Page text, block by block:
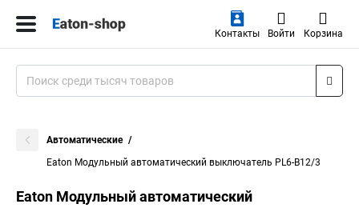
Контакты Войти Корзина
Автоматические
Eaton Модульный автоматический выключатель PL6-B12/3
Eaton Модульный автоматический